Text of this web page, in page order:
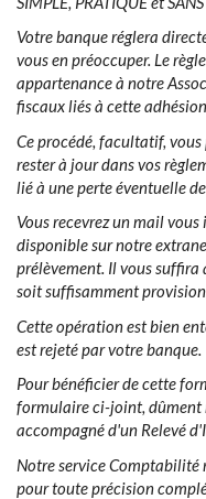
Votre banque réglera
vous en préoccuper. Le
appartenance à notre
fiscaux liés à cette
Ce procédé, facultatif, vous
rester à jour dans vos
lié à une perte éventuelle
Vous recevrez un mail
disponible sur notre
prélèvement. Il vous suffira
soit suffisamment
Cette opération est bien
est rejeté par votre banque.
Pour bénéficier de cette
formulaire ci-joint, dûment
accompagné d'un Relevé
Notre service Comptabilité
pour toute précision